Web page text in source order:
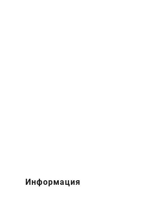
Информация